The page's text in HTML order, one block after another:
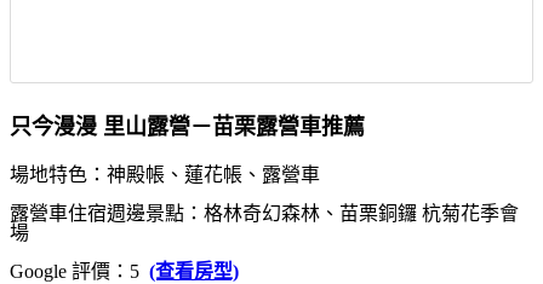
只今漫漫 里山露營－苗栗露營車推薦
場地特色：神殿帳、蓮花帳、露營車
露營車住宿週邊景點：格林奇幻森林、苗栗銅鑼 杭菊花季會
場
Google 評價：5 (查看房型)